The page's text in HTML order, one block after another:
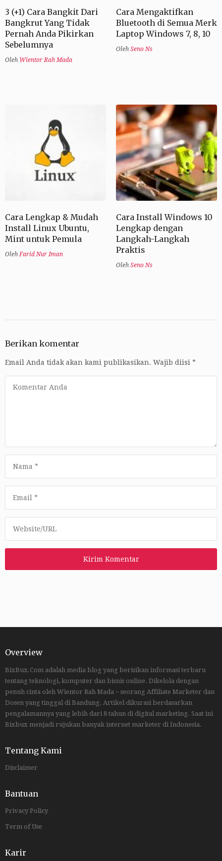
3 (+1) Cara Bangkit Dari
Bangkrut Yang Tidak
Pernah Anda Pikirkan
Sebelumnya
Oleh Wientor Rah Mada
Cara Mengaktifkan
Bluetooth di Semua Merk
Laptop Windows 7, 8, 10
Oleh Seno Ns
Cara Lengkap & Mudah
Install Linux Ubuntu,
Mint untuk Pemula
Oleh Farid Nur Iman
Cara Install Windows 10
Lengkap dengan
Langkah-Langkah
Praktis
Oleh Seno Ns
Berikan komentar
Email Anda tidak akan kami publikasikan. Wajib diisi *
Overview
BixBux.Com adalah media blog yang berisikan informasi terbaru
tentang teknologi, komputer dan bisnis online. Dikelola dengan
penuh cinta oleh Wientor Rah Mada ~ seorang Affiliate Marketer dan
Dosen yang tinggal di Bandung. Artikel dikurasi berdasarkan
pengalamannya yang lebih dari 8 tahun di digital marketing. Saat ini
Bixbux menjadi rujukan banyak internet marketer di Indonesia.
Tentang Kami
Disclaimer
Bantuan
Privacy Policy
Term of Use
Karir